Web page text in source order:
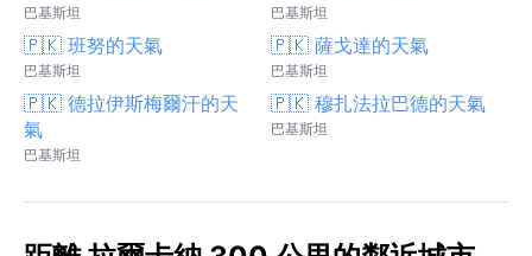
巴基斯坦 巴基斯坦
🇵🇰 班努的天氣
巴基斯坦
🇵🇰 薩戈達的天氣
巴基斯坦
🇵🇰 德拉伊斯梅爾汗的天
氣
巴基斯坦
🇵🇰 穆扎法拉巴德的天氣
巴基斯坦